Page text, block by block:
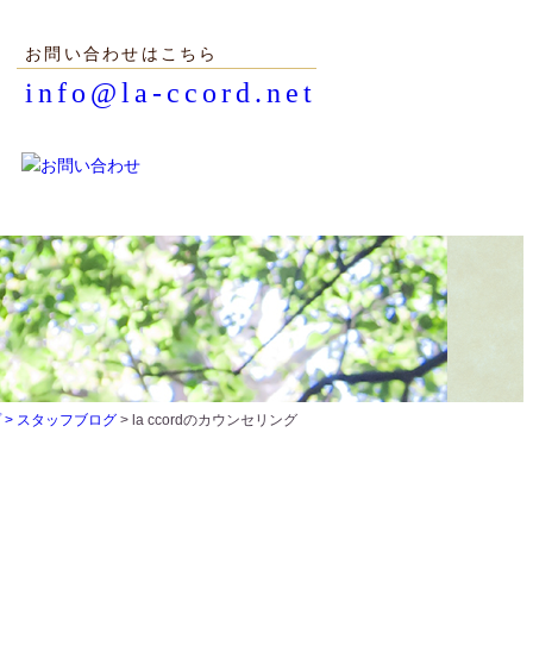
お問い合わせはこちら
info@la-ccord.net
> スタッフブログ > la ccordのカウンセリング